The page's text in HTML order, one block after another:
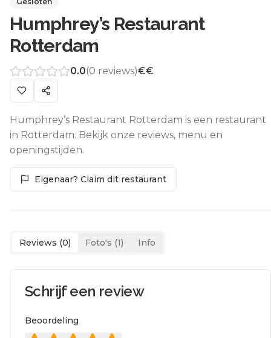
Humphrey’s Restaurant
Rotterdam
0.0(0 reviews)€€
Humphrey’s Restaurant Rotterdam is een restaurant
in Rotterdam. Bekijk onze reviews, menu en
openingstijden.
Eigenaar? Claim dit restaurant
Reviews (0) Foto's (1) Info
Schrijf een review
Beoordeling